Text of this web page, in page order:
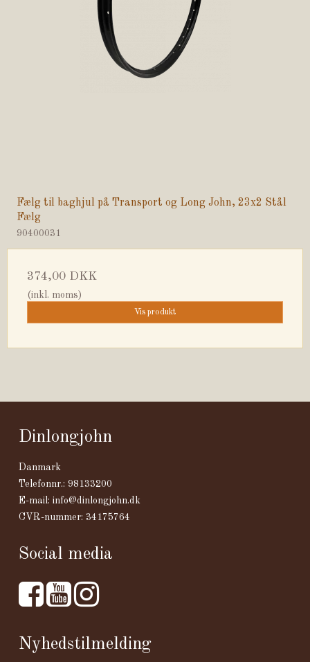
Fælg til baghjul på Transport og Long John, 23x2 Stål
Fælg
90400031
374,00 DKK
(inkl. moms)
Vis produkt
Dinlongjohn
Danmark
Telefonnr.: 98133200
E-mail: info@dinlongjohn.dk
CVR-nummer: 34175764
Social media
Nyhedstilmelding